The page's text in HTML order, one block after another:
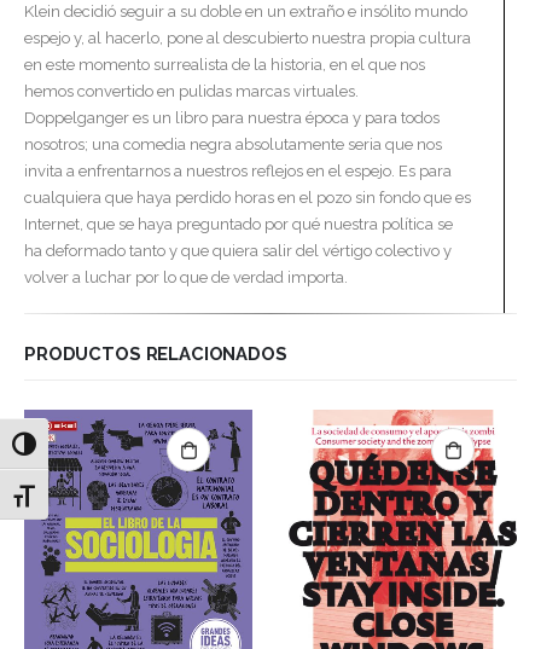
Alternar alto contraste
Alternar tamaño de letra
Klein decidió seguir a su doble en un extraño e insólito mundo
espejo y, al hacerlo, pone al descubierto nuestra propia cultura
en este momento surrealista de la historia, en el que nos
hemos convertido en pulidas marcas virtuales.
Doppelganger es un libro para nuestra época y para todos
nosotros; una comedia negra absolutamente seria que nos
invita a enfrentarnos a nuestros reflejos en el espejo. Es para
cualquiera que haya perdido horas en el pozo sin fondo que es
Internet, que se haya preguntado por qué nuestra política se
ha deformado tanto y que quiera salir del vértigo colectivo y
volver a luchar por lo que de verdad importa.
PRODUCTOS RELACIONADOS